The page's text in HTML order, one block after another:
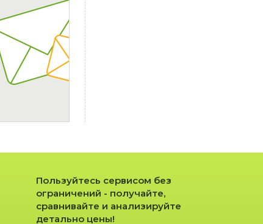
Пользуйтесь сервисом без
ограничений - получайте,
сравнивайте и анализируйте
детально цены!